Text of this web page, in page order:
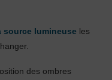
lumineuse les
des ombres